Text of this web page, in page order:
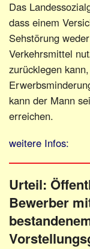
Das
dass einem
Sehstörung
Verkehrsmittel
zurücklegen
kann der Mann
erreichen.
weitere Infos:
Urteil:
Bewerber